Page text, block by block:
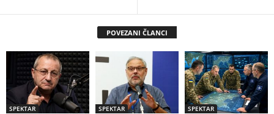
POVEZANI ČLANCI
SPEKTAR SPEKTAR SPEKTAR